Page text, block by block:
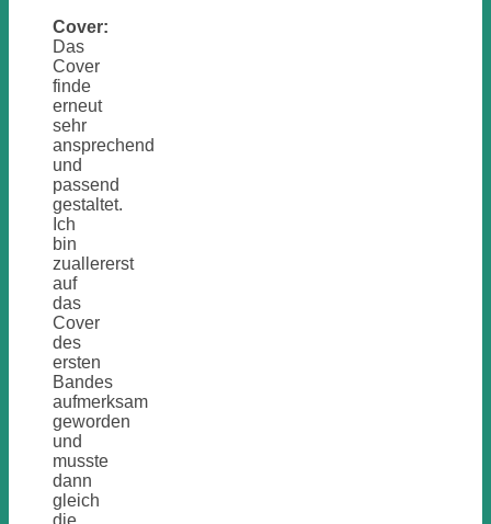
Cover:
Das
Cover
finde
erneut
sehr
ansprechend
und
passend
gestaltet.
Ich
bin
zuallererst
auf
das
Cover
des
ersten
Bandes
aufmerksam
geworden
und
musste
dann
gleich
die